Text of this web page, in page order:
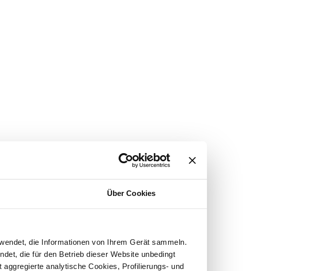
Über Cookies
die Informationen von Ihrem Gerät sammeln.
die für den Betrieb dieser Website unbedingt
analytische Cookies, Profilierungs- und